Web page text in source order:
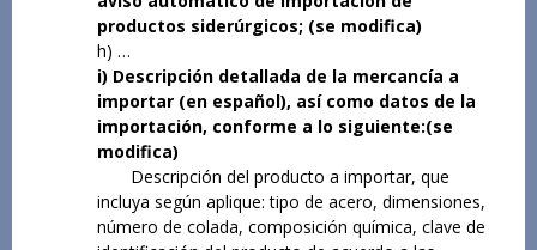
productos siderúrgicos; (se modifica)
h) …
i) Descripción detallada de la mercancía a
importar (en español), así como datos de la
importación, conforme a lo siguiente:(se
modifica)
Descripción del producto a importar, que
incluya según aplique: tipo de acero, dimensiones,
número de colada, composición química, clave de